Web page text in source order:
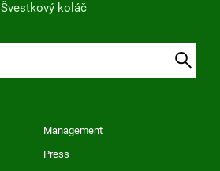
Švestkový koláč
Management
Press